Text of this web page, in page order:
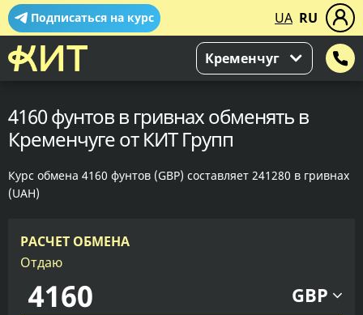
Подписаться на курс UA RU
Кременчуг
4160 фунтов в гривнах обменять в
Кременчуге от КИТ Групп
Курс обмена 4160 фунтов (GBP) составляет 241280 в гривнах
(UAH)
РАСЧЕТ ОБМЕНА
Отдаю
GBP